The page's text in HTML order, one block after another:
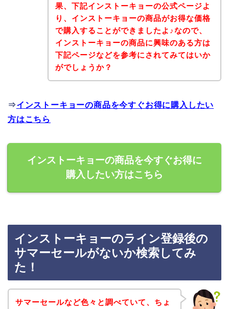
果、下記インストーキョーの公式ページよ
り、インストーキョーの商品がお得な価格
で購入することができましたよ♪なので、
インストーキョーの商品に興味のある方は
下記ページなどを参考にされてみてはいか
がでしょうか？
⇒インストーキョーの商品を今すぐお得に購入したい
方はこちら
インストーキョーの商品を今すぐお得に
購入したい方はこちら
インストーキョーのライン登録後の
サマーセールがないか検索してみ
た！
サマーセールなど色々と調べていて、ちょ